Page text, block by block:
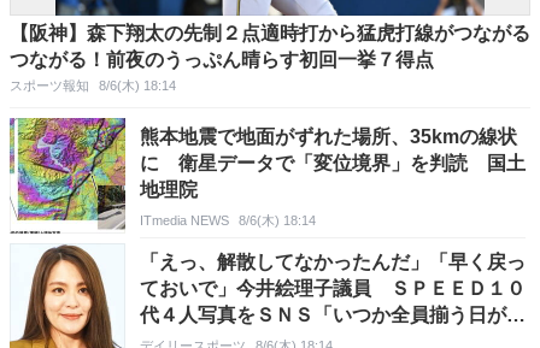
【阪神】森下翔太の先制２点適時打から猛虎打線がつながる
つながる！前夜のうっぷん晴らす初回一挙７得点
スポーツ報知 8/6(木) 18:14
熊本地震で地面がずれた場所、35kmの線状
に 衛星データで「変位境界」を判読 国土
地理院
ITmedia NEWS 8/6(木) 18:14
「えっ、解散してなかったんだ」「早く戻っ
ておいで」今井絵理子議員 ＳＰＥＥＤ１０
代４人写真をＳＮＳ「いつか全員揃う日が来
ますように」「青春」「今も憧れ」 ３０周